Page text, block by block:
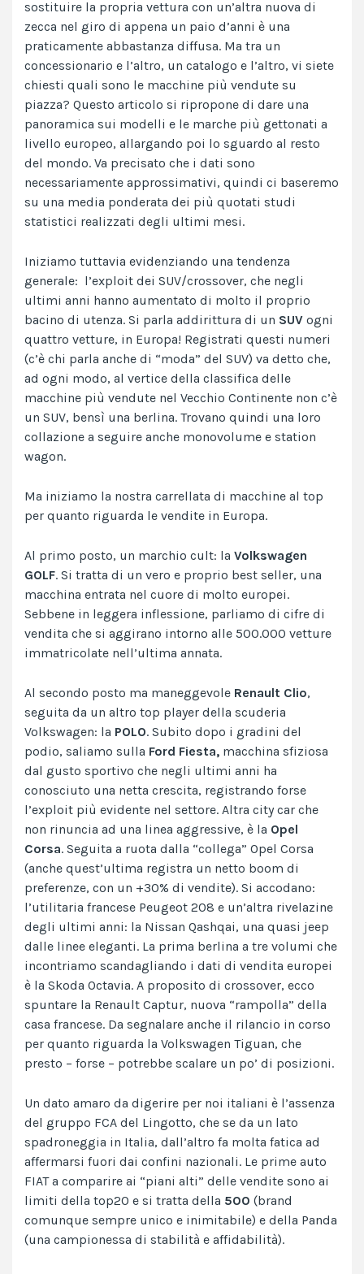
sostituire la propria vettura con un’altra nuova di
zecca nel giro di appena un paio d’anni è una
praticamente abbastanza diffusa. Ma tra un
concessionario e l’altro, un catalogo e l’altro, vi siete
chiesti quali sono le macchine più vendute su
piazza? Questo articolo si ripropone di dare una
panoramica sui modelli e le marche più gettonati a
livello europeo, allargando poi lo sguardo al resto
del mondo. Va precisato che i dati sono
necessariamente approssimativi, quindi ci baseremo
su una media ponderata dei più quotati studi
statistici realizzati degli ultimi mesi.
Iniziamo tuttavia evidenziando una tendenza
generale: l’exploit dei SUV/crossover, che negli
ultimi anni hanno aumentato di molto il proprio
bacino di utenza. Si parla addirittura di un SUV ogni
quattro vetture, in Europa! Registrati questi numeri
(c’è chi parla anche di “moda” del SUV) va detto che,
ad ogni modo, al vertice della classifica delle
macchine più vendute nel Vecchio Continente non c’è
un SUV, bensì una berlina. Trovano quindi una loro
collazione a seguire anche monovolume e station
wagon.
Ma iniziamo la nostra carrellata di macchine al top
per quanto riguarda le vendite in Europa.
Al primo posto, un marchio cult: la Volkswagen
GOLF. Si tratta di un vero e proprio best seller, una
macchina entrata nel cuore di molto europei.
Sebbene in leggera inflessione, parliamo di cifre di
vendita che si aggirano intorno alle 500.000 vetture
immatricolate nell’ultima annata.
Al secondo posto ma maneggevole Renault Clio,
seguita da un altro top player della scuderia
Volkswagen: la POLO. Subito dopo i gradini del
podio, saliamo sulla Ford Fiesta, macchina sfiziosa
dal gusto sportivo che negli ultimi anni ha
conosciuto una netta crescita, registrando forse
l’exploit più evidente nel settore. Altra city car che
non rinuncia ad una linea aggressive, è la Opel
Corsa. Seguita a ruota dalla “collega” Opel Corsa
(anche quest’ultima registra un netto boom di
preferenze, con un +30% di vendite). Si accodano:
l’utilitaria francese Peugeot 208 e un’altra rivelazine
degli ultimi anni: la Nissan Qashqai, una quasi jeep
dalle linee eleganti. La prima berlina a tre volumi che
incontriamo scandagliando i dati di vendita europei
è la Skoda Octavia. A proposito di crossover, ecco
spuntare la Renault Captur, nuova “rampolla” della
casa francese. Da segnalare anche il rilancio in corso
per quanto riguarda la Volkswagen Tiguan, che
presto – forse – potrebbe scalare un po’ di posizioni.
Un dato amaro da digerire per noi italiani è l’assenza
del gruppo FCA del Lingotto, che se da un lato
spadroneggia in Italia, dall’altro fa molta fatica ad
affermarsi fuori dai confini nazionali. Le prime auto
FIAT a comparire ai “piani alti” delle vendite sono ai
limiti della top20 e si tratta della 500 (brand
comunque sempre unico e inimitabile) e della Panda
(una campionessa di stabilità e affidabilità).